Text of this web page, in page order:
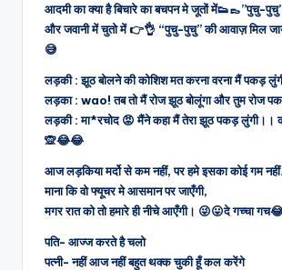
आदमी का क्या है बिचारे का बचपन मे जूतों में👟👞”पुचु-
और जवानी में चुतो में 👉👌 “पुचु-पुचु” की आवाज़ मिल
😅
लड़की : झूठ बोलने की कोशिश मत करना वरना मैं पकड़
लड़का : wao! तब तो मैं रोज झूठ बोलूंगा और तुम रोज
लड़की : मा*रचोद 😡 मैंने कहा मैं तेरा झूठ पकड़ लुंगी।।
🙊😂😂
आज लड़किया मर्दो से कम नहीं, पर हमे इसका कोई गम नहीं.
माना कि वो फ्यूचर मे आसमान पर जाएँगी,
मगर रात को तो हमारे ही नीचे आएँगी। 😜😛दे गच्चा
पति- आज्ज करते है चलो
पत्नी- नहीं आज नहीं बहुत थक्क चुकी हूँ कल करेंगे